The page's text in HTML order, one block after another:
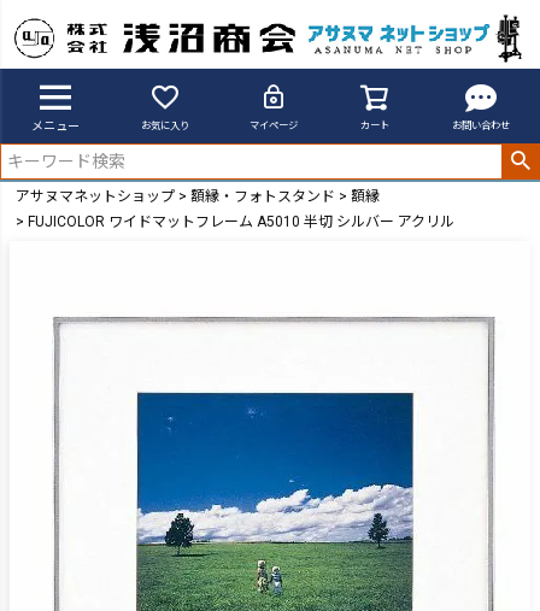
メニュー お気に入り マイページ カート お問い合わせ
アサヌマネットショップ 額縁・フォトスタンド
額縁
FUJICOLOR ワイドマットフレーム A5010 半切 シルバー アクリル